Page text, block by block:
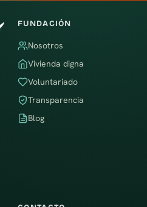
FUNDACIÓN
Nosotros
Vivienda digna
Voluntariado
Transparencia
Blog